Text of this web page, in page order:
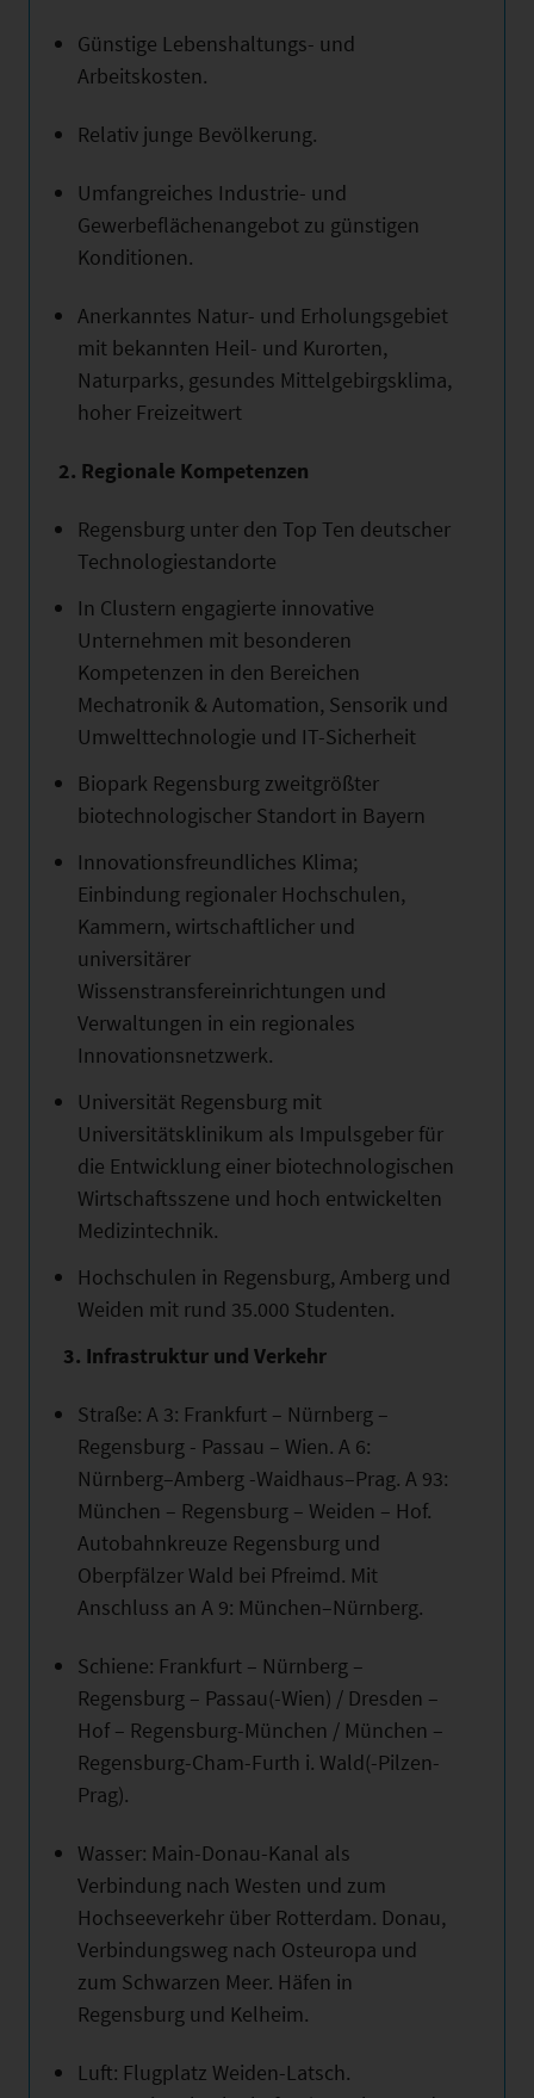
Günstige Lebenshaltungs- und
Arbeitskosten.
Relativ junge Bevölkerung.
Umfangreiches Industrie- und
Gewerbeflächenangebot zu günstigen
Konditionen.
Anerkanntes Natur- und Erholungsgebiet
mit bekannten Heil- und Kurorten,
Naturparks, gesundes Mittelgebirgsklima,
hoher Freizeitwert
2. Regionale Kompetenzen
Regensburg unter den Top Ten deutscher
Technologiestandorte
In Clustern engagierte innovative
Unternehmen mit besonderen
Kompetenzen in den Bereichen
Mechatronik & Automation, Sensorik und
Umwelttechnologie und IT-Sicherheit
Biopark Regensburg zweitgrößter
biotechnologischer Standort in Bayern
Innovationsfreundliches Klima;
Einbindung regionaler Hochschulen,
Kammern, wirtschaftlicher und
universitärer
Wissenstransfereinrichtungen und
Verwaltungen in ein regionales
Innovationsnetzwerk.
Universität Regensburg mit
Universitätsklinikum als Impulsgeber für
die Entwicklung einer biotechnologischen
Wirtschaftsszene und hoch entwickelten
Medizintechnik.
Hochschulen in Regensburg, Amberg und
Weiden mit rund 35.000 Studenten.
3. Infrastruktur und Verkehr
Straße: A 3: Frankfurt – Nürnberg –
Regensburg - Passau – Wien. A 6:
Nürnberg–Amberg -Waidhaus–Prag. A 93:
München – Regensburg – Weiden – Hof.
Autobahnkreuze Regensburg und
Oberpfälzer Wald bei Pfreimd. Mit
Anschluss an A 9: München–Nürnberg.
Schiene: Frankfurt – Nürnberg –
Regensburg – Passau(-Wien) / Dresden –
Hof – Regensburg-München / München –
Regensburg-Cham-Furth i. Wald(-Pilzen-
Prag).
Wasser: Main-Donau-Kanal als
Verbindung nach Westen und zum
Hochseeverkehr über Rotterdam. Donau,
Verbindungsweg nach Osteuropa und
zum Schwarzen Meer. Häfen in
Regensburg und Kelheim.
Luft: Flugplatz Weiden-Latsch.